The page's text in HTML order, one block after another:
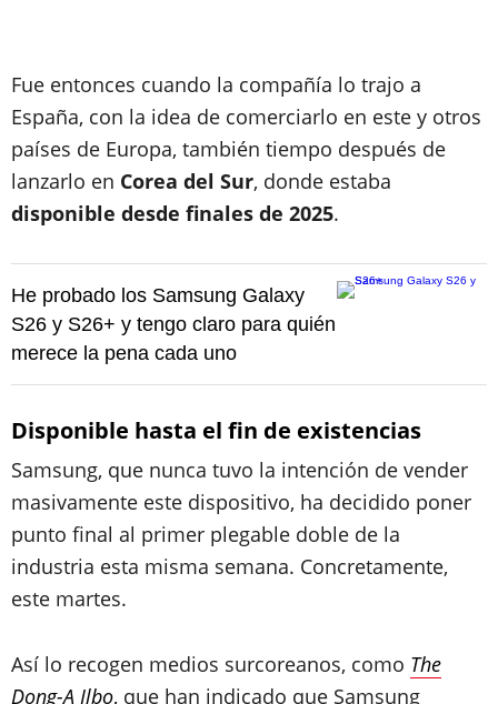
Fue entonces cuando la compañía lo trajo a
España, con la idea de comerciarlo en este y otros
países de Europa, también tiempo después de
lanzarlo en Corea del Sur, donde estaba
disponible desde finales de 2025.
He probado los Samsung Galaxy
S26 y S26+ y tengo claro para quién
merece la pena cada uno
Disponible hasta el fin de existencias
Samsung, que nunca tuvo la intención de vender
masivamente este dispositivo, ha decidido poner
punto final al primer plegable doble de la
industria esta misma semana. Concretamente,
este martes.
Así lo recogen medios surcoreanos, como The
Dong-A Ilbo, que han indicado que Samsung